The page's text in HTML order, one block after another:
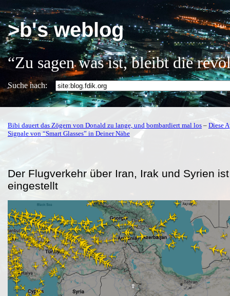
>b's weblog
“Zu sagen was ist, bleibt die
Suche nach:
Bibi dauert das Zögern von Donald zu lange, und bombardiert mal los – Diese
Signale von “Smart Glasses” in Deiner Nähe
Der Flugverkehr über Iran, Irak und Syrien
eingestellt